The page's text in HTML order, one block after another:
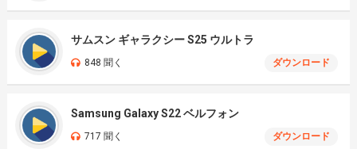
サムスン ギャラクシー S25 ウルトラ
848 聞く ダウンロード
Samsung Galaxy S22 ベルフォン
717 聞く ダウンロード